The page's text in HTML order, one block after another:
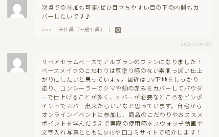
次点での参加も可能/ぜひ目立ちやすい目の下の内側もカ
バーしたいです♪
yumi｜会社員（一般社員） ｜
2024/04/22
リペアセラムベースでアルブランのファンになりました！
ベースメイクのこだわりは厚塗り感のない素肌っぽい仕上
がりにしたいと思っています。最近はUV下地をしっかり
塗り、コンシーラーでクマや頬の赤みをカバーしてパウダ
ーで仕上げることが多く、カバーが必要なところをピンポ
イントでカバー出来たらいいなと思っています。自宅から
オンラインイベントに参加し、商品のこだわりやおススメ
ポイントを学んだうえで実際の使用感をスウォッチ動画や
文字入れ写真とともにSNSや口コミサイトで紹介します！